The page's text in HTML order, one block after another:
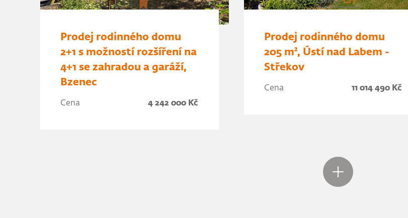
Prodej rodinného domu
2+1 s možností rozšíření na
4+1 se zahradou a garáží,
Bzenec
Cena 4 242 000 Kč
Prodej rodinného domu
205 m², Ústí nad Labem -
Střekov
Cena 11 014 490 Kč